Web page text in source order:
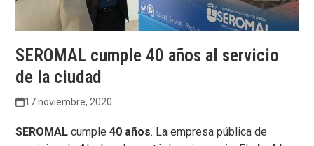
SEROMAL cumple 40 años al servicio
de la ciudad
17 noviembre, 2020
SEROMAL cumple40 años. La empresa pública de